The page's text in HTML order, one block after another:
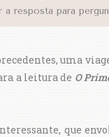
a resposta para
uma
a leitura de O
que